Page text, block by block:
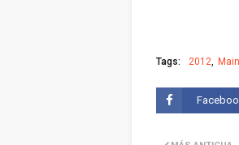
Tags: 2012